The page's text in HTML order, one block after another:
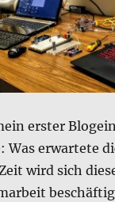
erster
Was erwartete
wird sich